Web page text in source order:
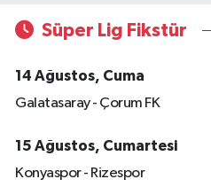
Süper Lig Fikstür
14 Ağustos, Cuma
Galatasaray - Çorum FK
15 Ağustos, Cumartesi
Konyaspor - Rizespor